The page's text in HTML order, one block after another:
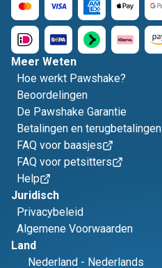
Meer Weten
Hoe werkt Pawshake?
Beoordelingen
De Pawshake Garantie
Betalingen en terugbetalingen
FAQ voor baasjes
FAQ voor petsitters
Help
Juridisch
Privacybeleid
Algemene Voorwaarden
Land
Nederland - Nederlands